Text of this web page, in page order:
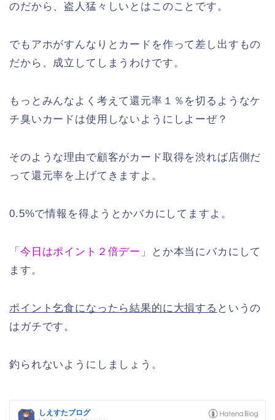
のだから、盗人猛々しいとはこのことです。
でもアホがすんなりとカードを作って差し出すもの
だから、成立してしまうわけです。
もっとみんなよく考えて還元率１％を切るようなケ
チ臭いカードは使用しないようにしよーぜ？
そのような理由で顧客がカード取得を渋れば店側だ
って還元率を上げてきますよ。
0.5%で情報を得ようとかバカにしてますよ。
「今日はポイント２倍デー」
とか本当にバカにして
ます。
ポイント乞食になったら結果的に大損する というの
はガチです。
釣られないようにしましょう。